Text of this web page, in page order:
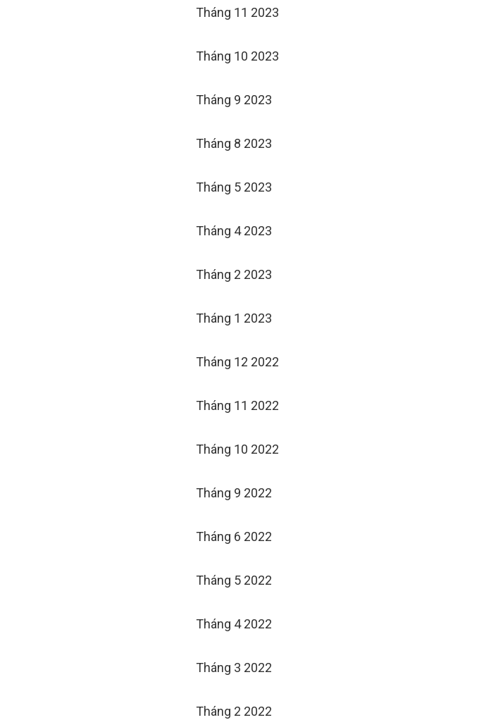
Tháng 11 2023
Tháng 10 2023
Tháng 9 2023
Tháng 8 2023
Tháng 5 2023
Tháng 4 2023
Tháng 2 2023
Tháng 1 2023
Tháng 12 2022
Tháng 11 2022
Tháng 10 2022
Tháng 9 2022
Tháng 6 2022
Tháng 5 2022
Tháng 4 2022
Tháng 3 2022
Tháng 2 2022